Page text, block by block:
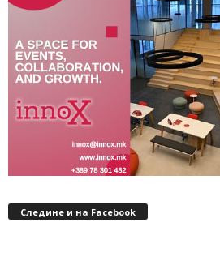
Следине и на Facebook